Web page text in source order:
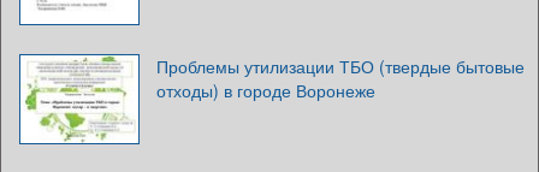
Проблемы утилизации ТБО (твердые бытовые
отходы) в городе Воронеже